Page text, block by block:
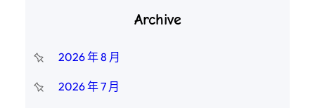
Archive
2026 年 8 月
2026 年 7 月